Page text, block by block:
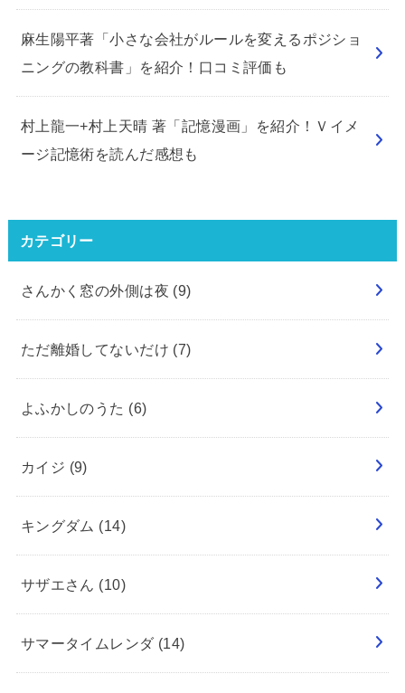
麻生陽平著「小さな会社がルールを変えるポジショ
ニングの教科書」を紹介！口コミ評価も
村上龍一+村上天晴 著「記憶漫画」を紹介！Ｖイメ
ージ記憶術を読んだ感想も
カテゴリー
さんかく窓の外側は夜 (9)
ただ離婚してないだけ (7)
よふかしのうた (6)
カイジ (9)
キングダム (14)
サザエさん (10)
サマータイムレンダ (14)